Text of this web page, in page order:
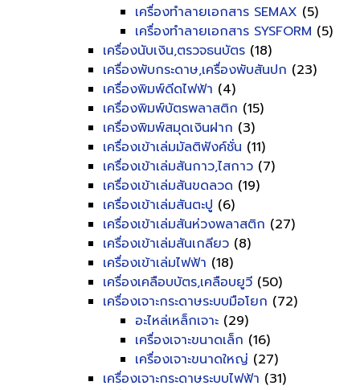
เครื่องทำลายเอกสาร SEMAX (5)
เครื่องทำลายเอกสาร SYSFORM (5)
เครื่องนับเงิน,ตรวจธนบัตร (18)
เครื่องพับกระดาษ,เครื่องพับสันปก (23)
เครื่องพิมพ์ดีดไฟฟ้า (4)
เครื่องพิมพ์บัตรพลาสติก (15)
เครื่องพิมพ์สมุดเงินฝาก (3)
เครื่องเข้าเล่มมัลติฟังค์ชั่น (11)
เครื่องเข้าเล่มสันกาว,ไสกาว (7)
เครื่องเข้าเล่มสันขดลวด (19)
เครื่องเข้าเล่มสันตะปู (6)
เครื่องเข้าเล่มสันห่วงพลาสติก (27)
เครื่องเข้าเล่มสันเกลียว (8)
เครื่องเข้าเล่มไฟฟ้า (18)
เครื่องเคลือบบัตร,เคลือบยูวี (50)
เครื่องเจาะกระดาษระบบมือโยก (72)
อะไหล่เหล็กเจาะ (29)
เครื่องเจาะขนาดเล็ก (16)
เครื่องเจาะขนาดใหญ่ (27)
เครื่องเจาะกระดาษระบบไฟฟ้า (31)